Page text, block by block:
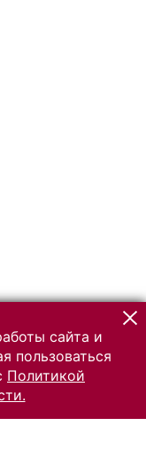
сайта и
пользоваться
Политикой